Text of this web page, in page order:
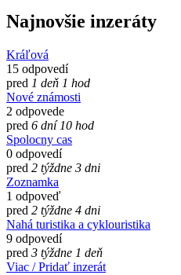
Najnovšie inzeráty
Kráľová
15 odpovedí
pred 1 deň 1 hod
Nové známosti
2 odpovede
pred 6 dní 10 hod
Spolocny cas
0 odpovedí
pred 2 týždne 3 dni
Zoznamka
1 odpoveď
pred 2 týždne 4 dni
Nahá turistika a cyklouristika
9 odpovedí
pred 3 týždne 1 deň
Viac / Pridať inzerát